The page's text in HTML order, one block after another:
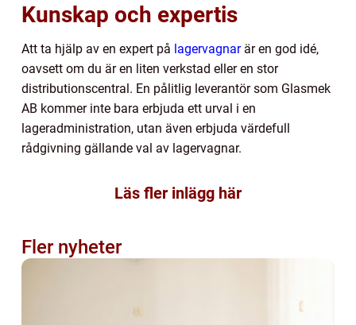
Kunskap och expertis
Att ta hjälp av en expert på lagervagnarär en god idé,
oavsett om du är en liten verkstad eller en stor
distributionscentral. En pålitlig leverantör som Glasmek
AB kommer inte bara erbjuda ett urval i en
lageradministration, utan även erbjuda värdefull
rådgivning gällande val av lagervagnar.
Läs fler inlägg här
Fler nyheter